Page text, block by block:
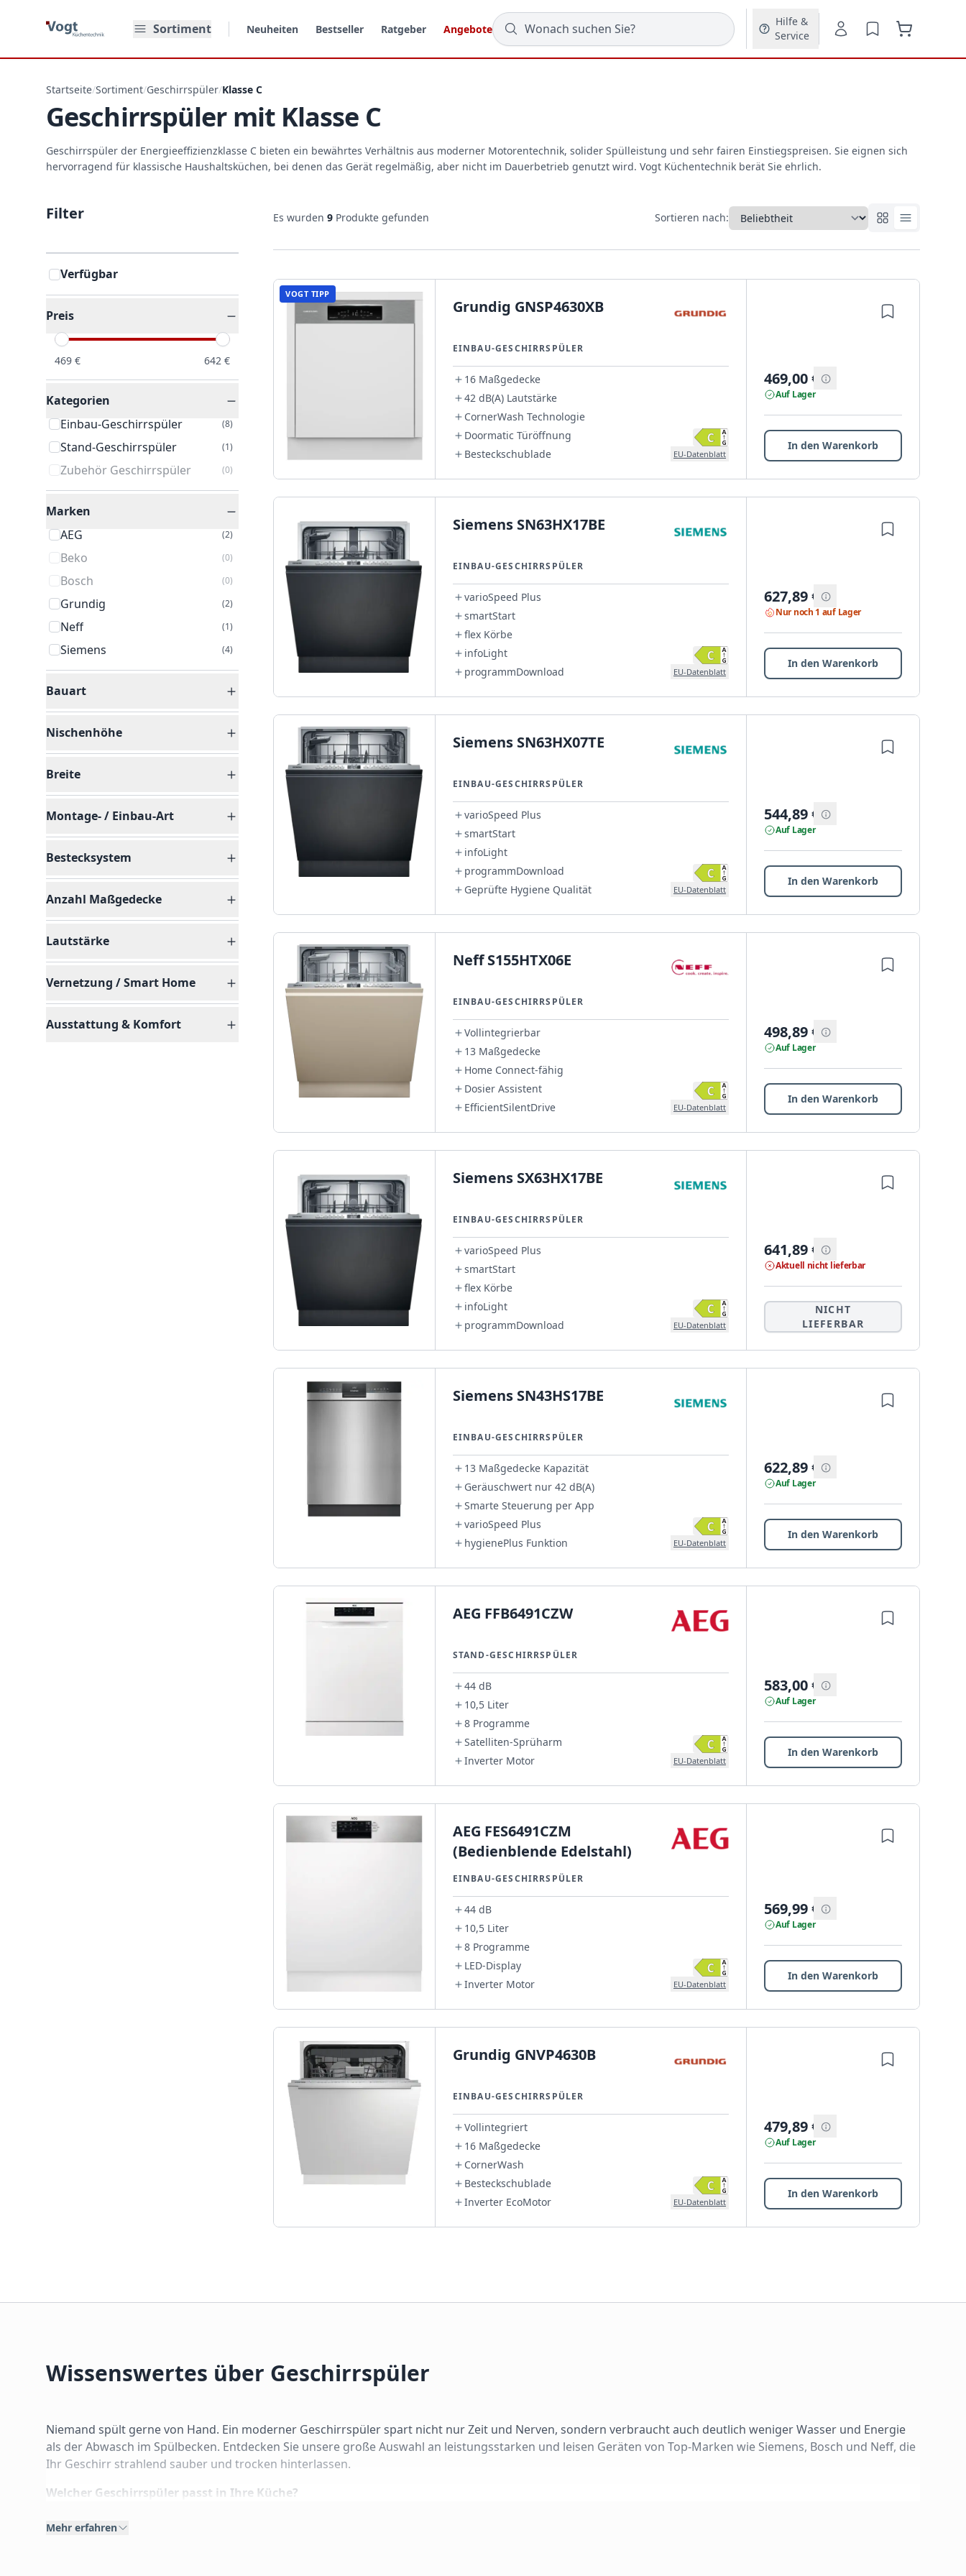
Sortiment
Neuheiten Bestseller Ratgeber Angebote
Hilfe &
Service
Startseite/Sortiment/Geschirrspüler/Klasse C
Geschirrspüler mit Klasse C
Geschirrspüler der Energieeffizienzklasse C bieten ein bewährtes Verhältnis aus moderner Motorentechnik, solider Spülleistung und sehr fairen Einstiegspreisen. Sie eignen sich
hervorragend für klassische Haushaltsküchen, bei denen das Gerät regelmäßig, aber nicht im Dauerbetrieb genutzt wird. Vogt Küchentechnik berät Sie ehrlich.
Filter
Verfügbar
Preis
469 € 642 €
Kategorien
Einbau-Geschirrspüler
(8)
Stand-Geschirrspüler (1)
Zubehör Geschirrspüler (0)
Marken
AEG
(2)
Beko (0)
Bosch (0)
Grundig (2)
Neff (1)
Siemens (4)
Bauart
Nischenhöhe
Breite
Montage- / Einbau-Art
Bestecksystem
Anzahl Maßgedecke
Lautstärke
Vernetzung / Smart Home
Ausstattung & Komfort
Es wurden 9 Produkte gefunden Sortieren nach:
VOGT TIPP
Grundig GNSP4630XB
EINBAU-GESCHIRRSPÜLER
16 Maßgedecke
42 dB(A) Lautstärke
CornerWash Technologie
Doormatic Türöffnung
Besteckschublade
EU-Datenblatt
469,00€
Auf Lager
In den Warenkorb
Siemens SN63HX17BE
EINBAU-GESCHIRRSPÜLER
varioSpeed Plus
smartStart
flex Körbe
infoLight
programmDownload
EU-Datenblatt
627,89€
Nur noch 1 auf Lager
In den Warenkorb
Siemens SN63HX07TE
EINBAU-GESCHIRRSPÜLER
varioSpeed Plus
smartStart
infoLight
programmDownload
Geprüfte Hygiene Qualität
EU-Datenblatt
544,89€
Auf Lager
In den Warenkorb
Neff S155HTX06E
EINBAU-GESCHIRRSPÜLER
Vollintegrierbar
13 Maßgedecke
Home Connect-fähig
Dosier Assistent
EfficientSilentDrive
EU-Datenblatt
498,89€
Auf Lager
In den Warenkorb
Siemens SX63HX17BE
EINBAU-GESCHIRRSPÜLER
varioSpeed Plus
smartStart
flex Körbe
infoLight
programmDownload
EU-Datenblatt
641,89€
Aktuell nicht lieferbar
NICHT
LIEFERBAR
Siemens SN43HS17BE
EINBAU-GESCHIRRSPÜLER
13 Maßgedecke Kapazität
Geräuschwert nur 42 dB(A)
Smarte Steuerung per App
varioSpeed Plus
hygienePlus Funktion
EU-Datenblatt
622,89€
Auf Lager
In den Warenkorb
AEG FFB6491CZW
STAND-GESCHIRRSPÜLER
44 dB
10,5 Liter
8 Programme
Satelliten-Sprüharm
Inverter Motor
EU-Datenblatt
583,00€
Auf Lager
In den Warenkorb
AEG FES6491CZM
(Bedienblende Edelstahl)
EINBAU-GESCHIRRSPÜLER
44 dB
10,5 Liter
8 Programme
LED-Display
Inverter Motor
EU-Datenblatt
569,99€
Auf Lager
In den Warenkorb
Grundig GNVP4630B
EINBAU-GESCHIRRSPÜLER
Vollintegriert
16 Maßgedecke
CornerWash
Besteckschublade
Inverter EcoMotor
EU-Datenblatt
479,89€
Auf Lager
In den Warenkorb
Wissenswertes über Geschirrspüler
Niemand spült gerne von Hand. Ein moderner Geschirrspüler spart nicht nur Zeit und Nerven, sondern verbraucht auch deutlich weniger Wasser und Energie
als der Abwasch im Spülbecken. Entdecken Sie unsere große Auswahl an leistungsstarken und leisen Geräten von Top-Marken wie Siemens, Bosch und Neff, die
Ihr Geschirr strahlend sauber und trocken hinterlassen.
Welcher Geschirrspüler passt in Ihre Küche?
Mehr erfahren